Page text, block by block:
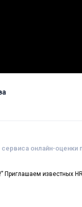
сервиса онлайн-оценки
Приглашаем известных